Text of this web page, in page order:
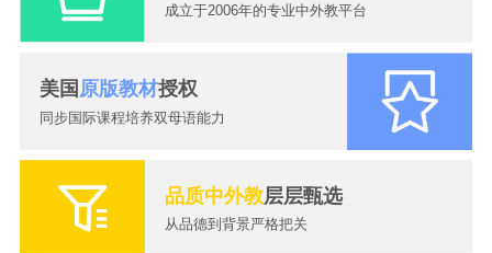
成立于2006年的专业中外教平台
美国 原版教材授权
同步国际课程培养双母语能力
品质中外教层层甄选
从品德到背景严格把关